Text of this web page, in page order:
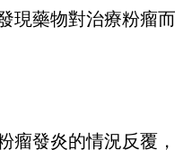
現藥物對治療粉瘤而
瘤發炎的情況反覆，